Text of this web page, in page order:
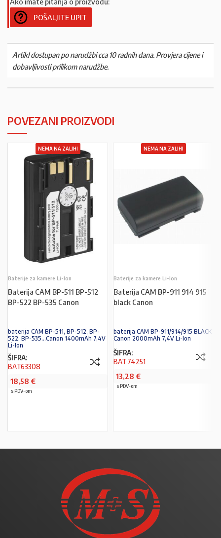
POŠALJITE UPIT
Artikl dostupan po narudžbi cca 10 radnih dana. Provjera cijene i
dobavljivosti prilikom narudžbe.
POVEZANI PROIZVODI
NEMA NA ZALIHI
Baterije za kamere Li-Ion
Baterija CAM BP-511 BP-512
BP-522 BP-535 Canon
baterija CAM BP-511, BP-512, BP-
522, BP-535...Canon 1400mAh 7,4V
Li-Ion
ŠIFRA:
BAT63308
18,58 €
s PDV-om
NEMA NA ZALIHI
Baterije za kamere Li-Ion
Baterija CAM BP-911 914 915
black Canon
baterija CAM BP-911/914/915 BLACK
Canon 2000mAh 7,4V Li-Ion
ŠIFRA:
BAT74251
13,28 €
s PDV-om